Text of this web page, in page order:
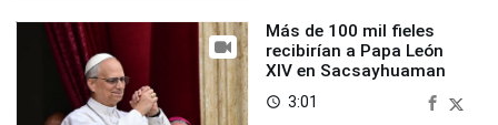
Más de 100 mil fieles
recibirían a Papa León
XIV en Sacsayhuaman
access_time 3:01